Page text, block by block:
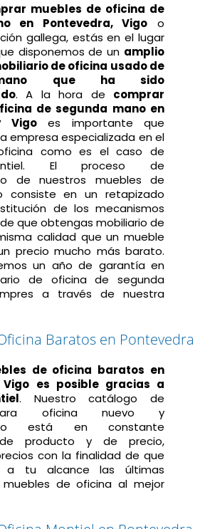
muebles de oficina de
en Pontevedra, Vigo o
gallega, estás en el lugar
disponemos de un amplio
de oficina usado de
que ha sido
. A la hora de comprar
de segunda mano en
Vigoes importante que
empresa especializada en el
como es el caso de
El proceso de
de nuestros muebles de
consiste en un retapizado
de los mecanismos
que obtengas mobiliario de
calidad que un mueble
precio mucho más barato.
un año de garantía en
de oficina de segunda
a través de nuestra
Baratos en Pontevedra
de oficina baratos en
Vigo es posible gracias a
. Nuestro catálogo de
oficina nuevo y
está en constante
de producto y de precio,
con la finalidad de que
a tu alcance las últimas
de oficina al mejor